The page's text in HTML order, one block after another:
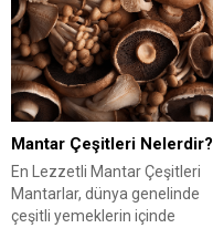
benzersiz...
Mantar Çeşitleri Nelerdir?
En Lezzetli Mantar Çeşitleri
Mantarlar, dünya genelinde
çeşitli yemeklerin içinde